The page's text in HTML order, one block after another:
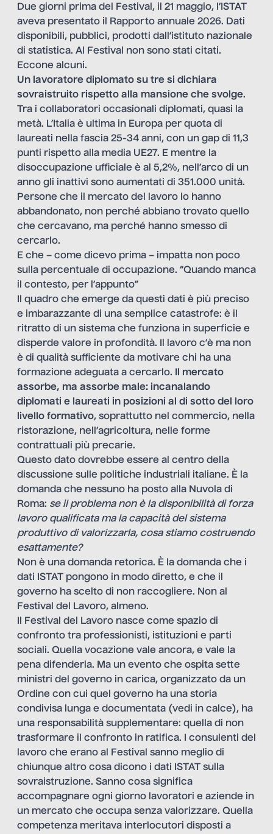
Due giorni prima del Festival, il 21 maggio, l’ISTAT
aveva presentato il Rapporto annuale 2026. Dati
disponibili, pubblici, prodotti dall’istituto nazionale
di statistica. Al Festival non sono stati citati.
Eccone alcuni.
Un lavoratore diplomato su tre si dichiara
sovraistruito rispetto alla mansione che svolge.
Tra i collaboratori occasionali diplomati, quasi la
metà. L’Italia è ultima in Europa per quota di
laureati nella fascia 25-34 anni, con un gap di 11,3
punti rispetto alla media UE27. E mentre la
disoccupazione ufficiale è al 5,2%, nell’arco di un
anno gli inattivi sono aumentati di 351.000 unità.
Persone che il mercato del lavoro lo hanno
abbandonato, non perché abbiano trovato quello
che cercavano, ma perché hanno smesso di
cercarlo.
E che – come dicevo prima – impatta non poco
sulla percentuale di occupazione. “Quando manca
il contesto, per l’appunto”
Il quadro che emerge da questi dati è più preciso
e imbarazzante di una semplice catastrofe: è il
ritratto di un sistema che funziona in superficie e
disperde valore in profondità. Il lavoro c’è ma non
è di qualità sufficiente da motivare chi ha una
formazione adeguata a cercarlo. Il mercato
assorbe, ma assorbe male: incanalando
diplomati e laureati in posizioni al di sotto del loro
livello formativo, soprattutto nel commercio, nella
ristorazione, nell’agricoltura, nelle forme
contrattuali più precarie.
Questo dato dovrebbe essere al centro della
discussione sulle politiche industriali italiane. È la
domanda che nessuno ha posto alla Nuvola di
Roma: se il problema non è la disponibilità di forza
lavoro qualificata ma la capacità del sistema
produttivo di valorizzarla, cosa stiamo costruendo
esattamente?
Non è una domanda retorica. È la domanda che i
dati ISTAT pongono in modo diretto, e che il
governo ha scelto di non raccogliere. Non al
Festival del Lavoro, almeno.
Il Festival del Lavoro nasce come spazio di
confronto tra professionisti, istituzioni e parti
sociali. Quella vocazione vale ancora, e vale la
pena difenderla. Ma un evento che ospita sette
ministri del governo in carica, organizzato da un
Ordine con cui quel governo ha una storia
condivisa lunga e documentata (vedi in calce), ha
una responsabilità supplementare: quella di non
trasformare il confronto in ratifica. I consulenti del
lavoro che erano al Festival sanno meglio di
chiunque altro cosa dicono i dati ISTAT sulla
sovraistruzione. Sanno cosa significa
accompagnare ogni giorno lavoratori e aziende in
un mercato che occupa senza valorizzare. Quella
competenza meritava interlocutori disposti a